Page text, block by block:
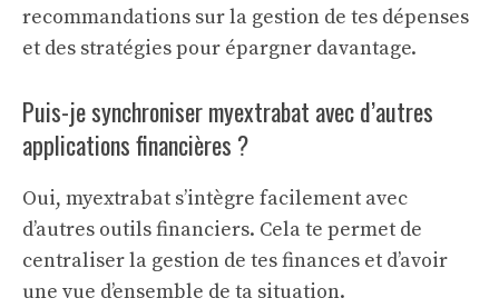
recommandations sur la gestion de tes dépenses
et des stratégies pour épargner davantage.
Puis-je synchroniser myextrabat avec d’autres
applications financières ?
Oui, myextrabat s’intègre facilement avec
d’autres outils financiers. Cela te permet de
centraliser la gestion de tes finances et d’avoir
une vue d’ensemble de ta situation.